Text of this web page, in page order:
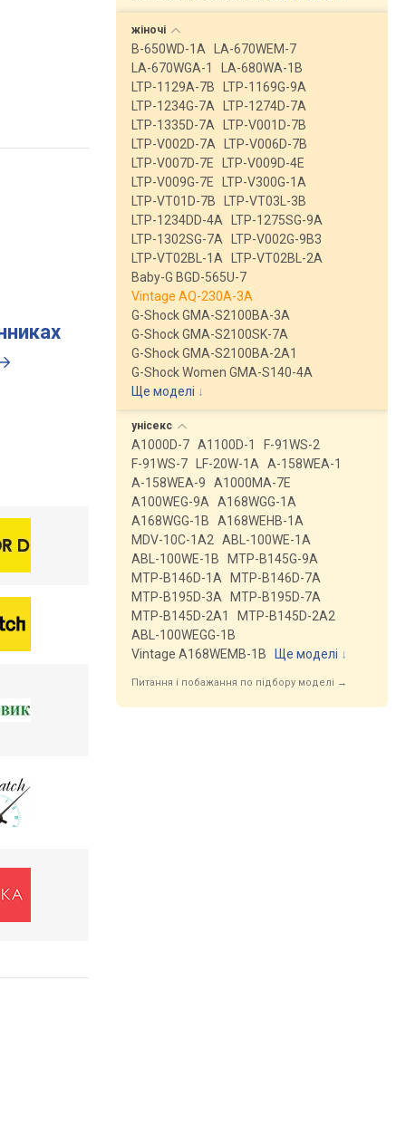
жіночі
B-650WD-1A
LA-670WEM-7
LA-670WGA-1
LA-680WA-1B
LTP-1129A-7B
LTP-1169G-9A
LTP-1234G-7A
LTP-1274D-7A
LTP-1335D-7A
LTP-V001D-7B
LTP-V002D-7A
LTP-V006D-7B
LTP-V007D-7E
LTP-V009D-4E
LTP-V009G-7E
LTP-V300G-1A
LTP-VT01D-7B
LTP-VT03L-3B
LTP-1234DD-4A
LTP-1275SG-9A
LTP-1302SG-7A
LTP-V002G-9B3
LTP-VT02BL-1A
LTP-VT02BL-2A
Baby-G BGD-565U-7
Vintage AQ-230A-3A
G-Shock GMA-S2100BA-3A
G-Shock GMA-S2100SK-7A
G-Shock GMA-S2100BA-2A1
G-Shock Women GMA-S140-4A
Ще моделі ↓
унісекс
A1000D-7 A1100D-1
F-91WS-2
F-91WS-7
LF-20W-1A
A-158WEA-1
A-158WEA-9
A1000MA-7E
A100WEG-9A
A168WGG-1A
A168WGG-1B
A168WEHB-1A
MDV-10C-1A2
ABL-100WE-1A
ABL-100WE-1B
MTP-B145G-9A
MTP-B146D-1A
MTP-B146D-7A
MTP-B195D-3A
MTP-B195D-7A
MTP-B145D-2A1
MTP-B145D-2A2
ABL-100WEGG-1B
Vintage A168WEMB-1B
Ще моделі ↓
Питання і побажання по підбору моделі →